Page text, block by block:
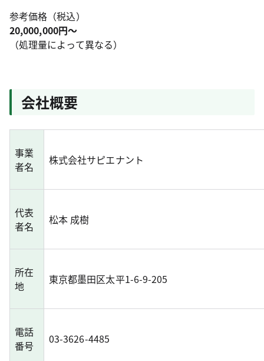
参考価格（税込）
20,000,000円～
（処理量によって異なる）
会社概要
事業
者名
株式会社サピエナント
代表
者名
松本 成樹
所在
地
東京都墨田区太平1-6-9-205
電話
番号
03-3626-4485